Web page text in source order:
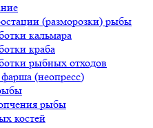
(разморозки) рыбы
кальмара
краба
рыбных отходов
(неопресс)
рыбы
костей